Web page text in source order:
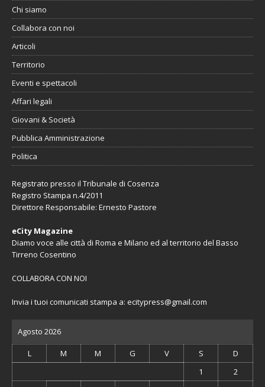
Chi siamo
Collabora con noi
Articoli
Territorio
Eventi e spettacoli
Affari legali
Giovani & Società
Pubblica Amministrazione
Politica
Registrato presso il Tribunale di Cosenza
Registro Stampa n.4/2011
Direttore Responsabile: Ernesto Pastore
eCity Magazine
Diamo voce alle città di Roma e Milano ed al territorio del Basso
Tirreno Cosentino
COLLABORA CON NOI
Invia i tuoi comunicati stampa a: ecitypress@gmail.com
Agosto 2026
L M M G V S
D
1
2